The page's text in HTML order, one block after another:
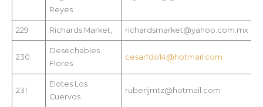
Reyes
229 Richards Market, richardsmarket@yahoo.com.mx
230
Desechables
Flores
cesarfdo14@hotmail.com
231
Elotes Los
Cuervos
rubenjmtz@hotmail.com